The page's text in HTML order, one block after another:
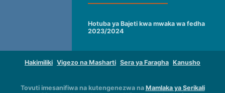
Hotuba ya Bajeti kwa mwaka wa fedha
2023/2024
Hakimiliki Vigezo na Masharti Sera ya Faragha Kanusho
Tovuti imesanifiwa na kutengenezwa na Mamlaka ya Serikali